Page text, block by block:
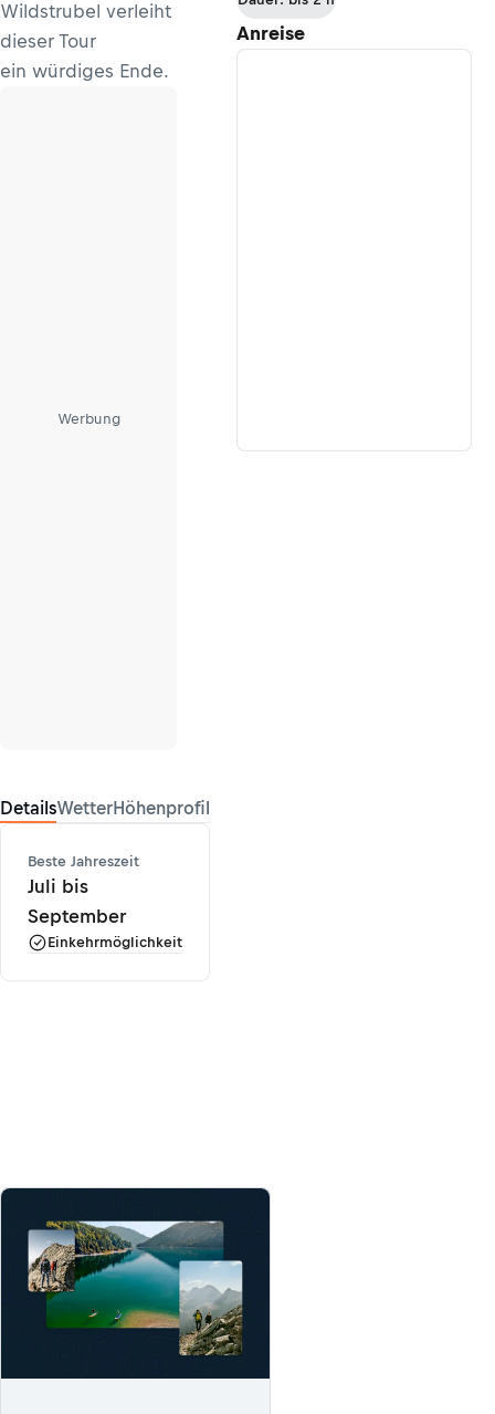
Wildstrubel verleiht
dieser Tour
ein würdiges Ende.
Werbung
DetailsWetterHöhenprofil
Beste Jahreszeit
Juli bis
September
Einkehrmöglichkeit
Anreise